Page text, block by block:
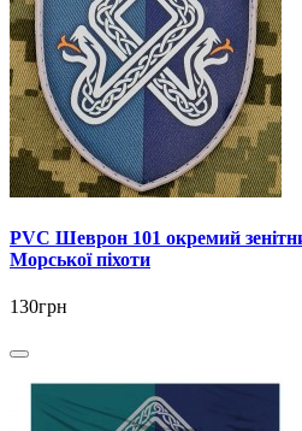
PVC Шеврон 101 окремий
Морської піхоти
130грн